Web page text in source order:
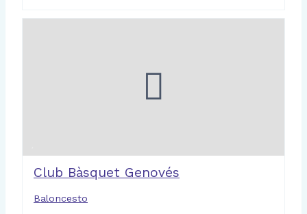
Club Bàsquet Genovés
Baloncesto